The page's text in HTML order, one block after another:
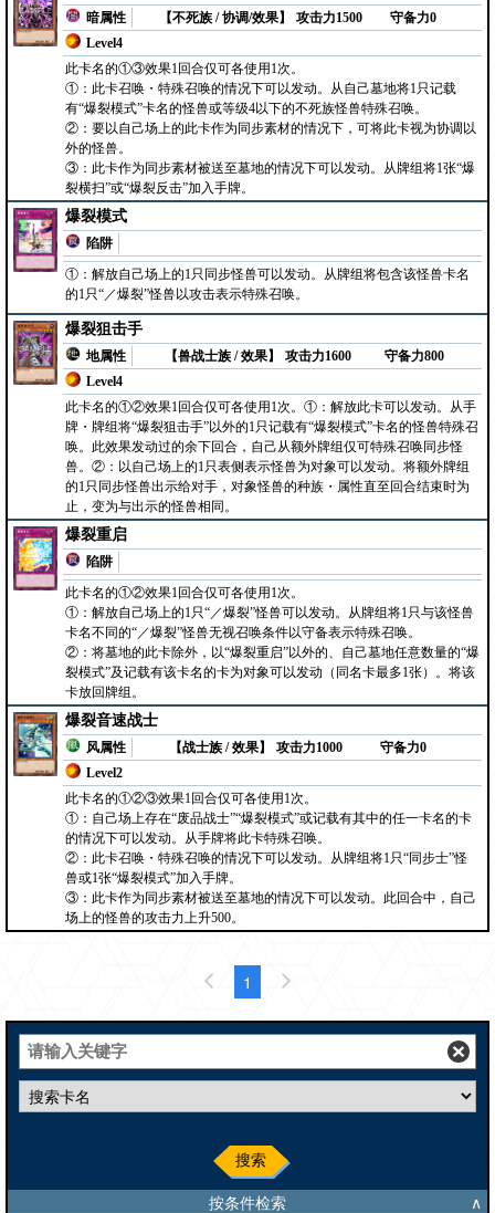
暗属性
【不死族 / 协调/效果】
Level4
攻击力1500 守备力0
此卡名的①③效果1回合仅可各使用1次。
①：此卡召唤・特殊召唤的情况下可以发动。从自己墓地将1只记载
有“爆裂模式”卡名的怪兽或等级4以下的不死族怪兽特殊召唤。
②：要以自己场上的此卡作为同步素材的情况下，可将此卡视为协调以
外的怪兽。
③：此卡作为同步素材被送至墓地的情况下可以发动。从牌组将1张“爆
裂横扫”或“爆裂反击”加入手牌。
爆裂模式
陷阱
①：解放自己场上的1只同步怪兽可以发动。从牌组将包含该怪兽卡名
的1只“／爆裂”怪兽以攻击表示特殊召唤。
爆裂狙击手
地属性
【兽战士族 / 效果】
Level4
攻击力1600 守备力800
此卡名的①②效果1回合仅可各使用1次。①：解放此卡可以发动。从手
牌・牌组将“爆裂狙击手”以外的1只记载有“爆裂模式”卡名的怪兽特殊召
唤。此效果发动过的余下回合，自己从额外牌组仅可特殊召唤同步怪
兽。②：以自己场上的1只表侧表示怪兽为对象可以发动。将额外牌组
的1只同步怪兽出示给对手，对象怪兽的种族・属性直至回合结束时为
止，变为与出示的怪兽相同。
爆裂重启
陷阱
此卡名的①②效果1回合仅可各使用1次。
①：解放自己场上的1只“／爆裂”怪兽可以发动。从牌组将1只与该怪兽
卡名不同的“／爆裂”怪兽无视召唤条件以守备表示特殊召唤。
②：将墓地的此卡除外，以“爆裂重启”以外的、自己墓地任意数量的“爆
裂模式”及记载有该卡名的卡为对象可以发动（同名卡最多1张）。将该
卡放回牌组。
爆裂音速战士
风属性
【战士族 / 效果】
Level2
攻击力1000 守备力0
此卡名的①②③效果1回合仅可各使用1次。
①：自己场上存在“废品战士”“爆裂模式”或记载有其中的任一卡名的卡
的情况下可以发动。从手牌将此卡特殊召唤。
②：此卡召唤・特殊召唤的情况下可以发动。从牌组将1只“同步士”怪
兽或1张“爆裂模式”加入手牌。
③：此卡作为同步素材被送至墓地的情况下可以发动。此回合中，自己
场上的怪兽的攻击力上升500。
1
搜索
按条件检索 ∧